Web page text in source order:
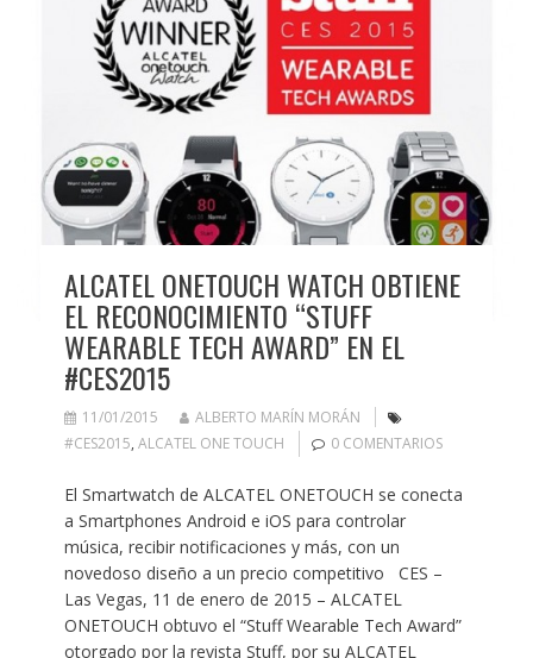
ALCATEL ONETOUCH WATCH OBTIENE
EL RECONOCIMIENTO “STUFF
WEARABLE TECH AWARD” EN EL
#CES2015
11/01/2015
ALBERTO MARÍN MORÁN
#CES2015, ALCATEL ONE TOUCH 0 COMENTARIOS
El Smartwatch de ALCATEL ONETOUCH se conecta
a Smartphones Android e iOS para controlar
música, recibir notificaciones y más, con un
novedoso diseño a un precio competitivo CES –
Las Vegas, 11 de enero de 2015 – ALCATEL
ONETOUCH obtuvo el “Stuff Wearable Tech Award”
otorgado por la revista Stuff, por su ALCATEL